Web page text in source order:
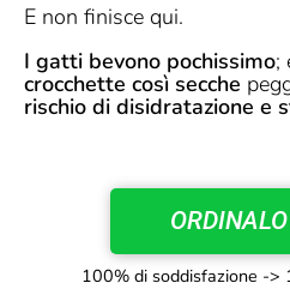
E non finisce qui.
I gatti bevono pochissimo;
crocchette così secche
rischio di disidratazione e
100% di soddisfazione ->